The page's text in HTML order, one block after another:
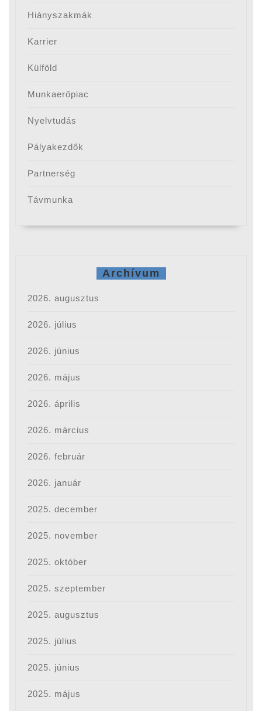
Hiányszakmák
Karrier
Külföld
Munkaerőpiac
Nyelvtudás
Pályakezdők
Partnerség
Távmunka
Archívum
2026. augusztus
2026. július
2026. június
2026. május
2026. április
2026. március
2026. február
2026. január
2025. december
2025. november
2025. október
2025. szeptember
2025. augusztus
2025. július
2025. június
2025. május